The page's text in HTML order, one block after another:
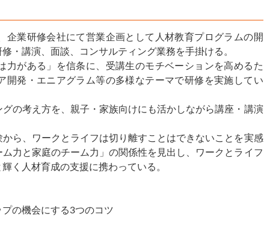
企業研修会社にて営業企画として人材教育プログラムの開
・講演、面談、コンサルティング業務を手掛ける。
力がある」を信条に、受講生のモチベーションを高めるた
開発・エニアグラム等の多様なテーマで研修を実施してい
の考え方を、親子・家族向けにも活かしながら講座・講演
ら、ワークとライフは切り離すことはできないことを実感
力と家庭のチーム力」の関係性を見出し、ワークとライフ
く人材育成の支援に携わっている。
の機会にする3つのコツ